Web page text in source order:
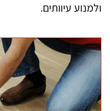
ולמנוע עיוותים.